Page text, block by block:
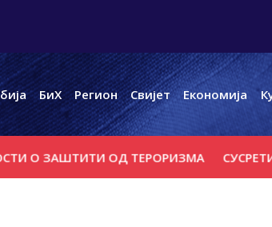
БиХ Регион Свијет Економија
ОД ТЕРОРИЗМА СУСРЕТИ